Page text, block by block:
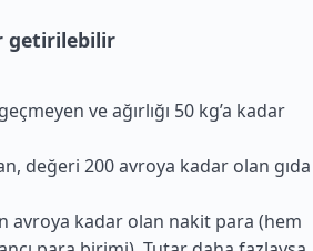
getirilebilir
ve ağırlığı 50 kg’a kadar
değeri 200 avroya kadar olan gıda
avroya kadar olan nakit para (hem